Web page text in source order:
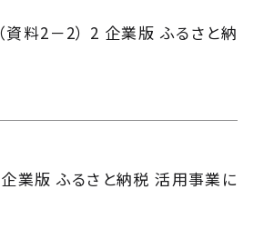
料2－2） 2 企業版 ふるさと納
業版 ふるさと納税 活用事業に